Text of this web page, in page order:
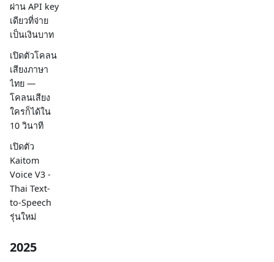
ผ่าน API key
เดียวที่จ่าย
เป็นเงินบาท
เปิดตัวโคลน
เสียงภาษา
ไทย —
โคลนเสียง
ใครก็ได้ใน
10 วินาที
เปิดตัว
Kaitom
Voice V3 -
Thai Text-
to-Speech
รุ่นใหม่
2025